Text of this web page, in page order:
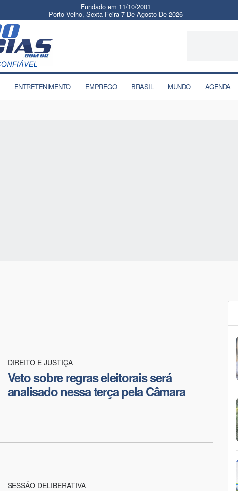
Fundado em 11/10/2001
Porto Velho, Sexta-Feira 7 De Agosto De 2026
ENTRETENIMENTO EMPREGO BRASIL MUNDO AGENDA
DIREITO E JUSTIÇA
Veto sobre regras eleitorais será
analisado nessa terça pela Câmara
SESSÃO DELIBERATIVA